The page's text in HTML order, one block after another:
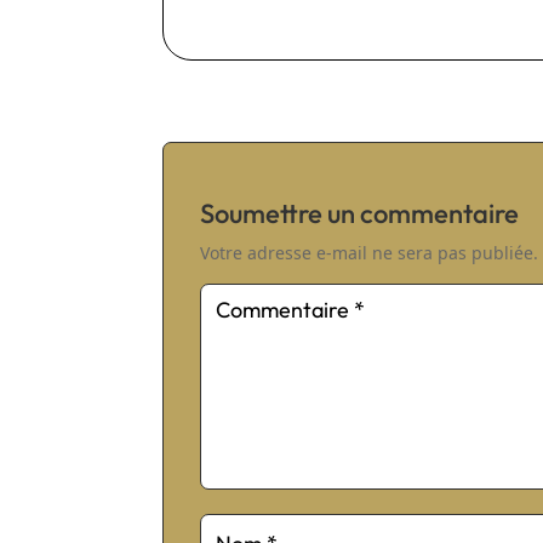
Soumettre un commentaire
Votre adresse e-mail ne sera pas publiée.